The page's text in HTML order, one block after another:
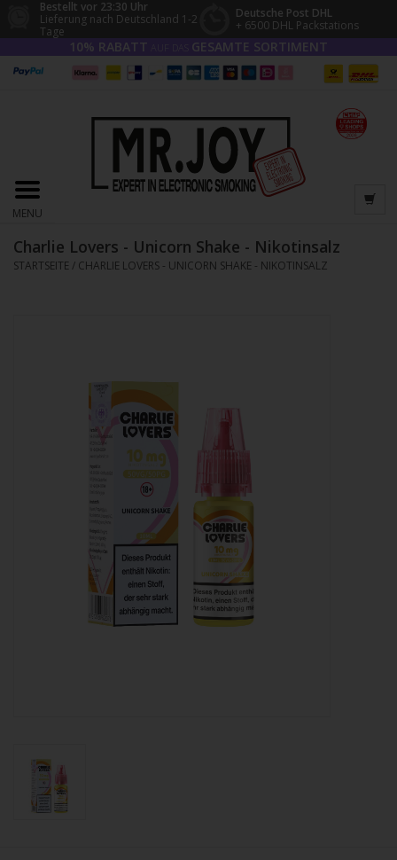
Bestellt vor 23:30 Uhr
Lieferung nach Deutschland 1-2
Tage
Deutsche Post DHL
+ 6500 DHL Packstations
10% RABATT GESAMTE SORTIMENT
MENU
Charlie Lovers - Unicorn Shake - Nikotinsalz
STARTSEITE / CHARLIE LOVERS - UNICORN SHAKE - NIKOTINSALZ